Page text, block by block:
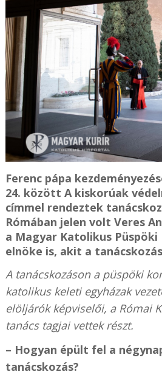
Ferenc pápa
24. között A kiskorúak
címmel rendeztek
Rómában jelen volt Veres
a Magyar Katolikus Püspöki
elnöke is, akit a
A tanácskozáson a püspöki
katolikus keleti egyházak
elöljárók képviselői, a Római
tanács tagjai vettek részt.
– Hogyan épült fel a
tanácskozás?